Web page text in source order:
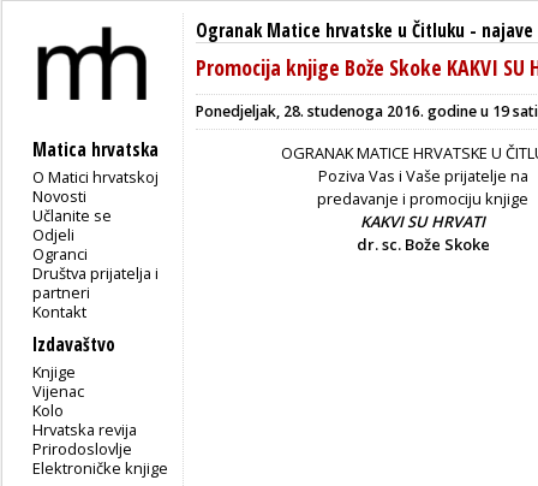
Matica hrvatska
O Matici hrvatskoj
Novosti
Učlanite se
Odjeli
Ogranci
Društva prijatelja i
partneri
Kontakt
Izdavaštvo
Knjige
Vijenac
Kolo
Hrvatska revija
Prirodoslovlje
Elektroničke knjige
Ogranak Matice hrvatske u Čitluku - najave
Promocija knjige Bože Skoke KAKVI SU
Ponedjeljak, 28. studenoga 2016. godine u 19
OGRANAK MATICE HRVATSKE U
Poziva Vas i Vaše prijatelje na
predavanje i promociju knjige
KAKVI SU HRVATI
dr. sc. Bože Skoke